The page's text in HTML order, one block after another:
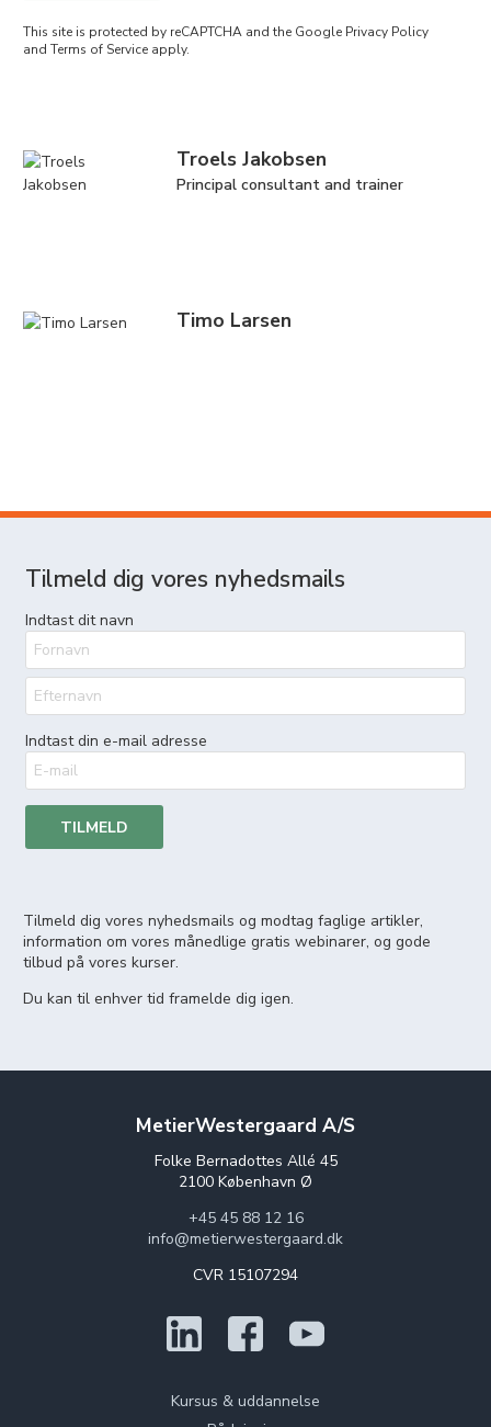
This site is protected by reCAPTCHA and the Google Privacy Policy
and Terms of Service apply.
Troels Jakobsen
Principal consultant and trainer
Timo Larsen
Tilmeld dig vores nyhedsmails
Indtast dit navn
Indtast din e-mail adresse
TILMELD
Tilmeld dig vores nyhedsmails og modtag faglige artikler,
information om vores månedlige gratis webinarer, og gode
tilbud på vores kurser.
Du kan til enhver tid framelde dig igen.
MetierWestergaard A/S
Folke Bernadottes Allé 45
2100 København Ø
+45 45 88 12 16
info@metierwestergaard.dk
CVR 15107294
Kursus & uddannelse